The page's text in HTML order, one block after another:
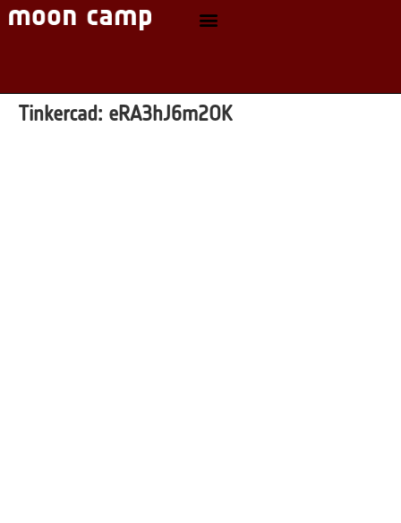
Tinkercad: eRA3hJ6m2OK